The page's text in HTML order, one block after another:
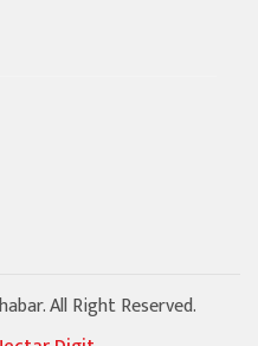
All Right Reserved.